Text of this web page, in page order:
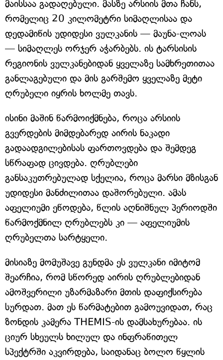
მაისსაა გადაღებული. მასზე არსიის მთა ჩანს,
რომელიც 20 კილომეტრი სიმაღლისაა და
დედამიწის უდიდესი ვულკანის — მაუნა-ლოას
— სიმაღლეს ორჯერ აჭარბებს. ის ტარსისის
რეგიონის ვულკანებიდან ყველაზე სამხრეთითაა
განლაგებული და მის გარშემო ყველაზე მეტი
ღრუბელი იყრის ხოლმე თავს.
ისინი მაშინ წარმოიქმნება, როცა არსიის
გვერდების მიმდებარედ აირის ნაკადი
გადაადგილებისას ფართოვდება და შემდეგ
სწრაფად ცივდება. ღრუბლები
განსაკუთრებულად სქელია, როცა მარსი მზისგან
უდიდესი მანძილითაა დაშორებული. ამას
აფელიუმი ეწოდება, წლის აღნიშნულ პერიოდში
წარმოქმნილ ღრუბლებს კი — აფელიუმის
ღრუბელთა სარტყელი.
მისიაზე მომუშავე გუნდმა ეს ვულკანი იმიტომ
შეარჩია, რომ სწორედ აირის ღრუბლებიდან
ამოშვერილი უზარმაზარი მთის დაფიქსირება
სურდათ. მათ ეს წარმატებით გამოუვიდათ, რაც
ზონდის კამერა THEMIS-ის დამსახურებაა. ის
ციურ სხეულს ხილულ და ინფრაწითელ
სპექტრში აკვირდება, საიდანაც ბოლო წყლის